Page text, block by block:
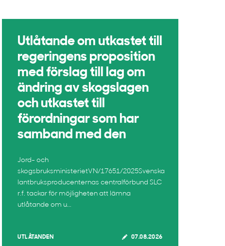
Utlåtande om utkastet till
regeringens proposition
med förslag till lag om
ändring av skogslagen
och utkastet till
förordningar som har
samband med den
Jord- och
skogsbruksministerietVN/17651/2025Svenska
lantbruksproducenternas centralförbund SLC
r.f. tackar för möjligheten att lämna
utlåtande om u...
UTLÅTANDEN 07.08.2026